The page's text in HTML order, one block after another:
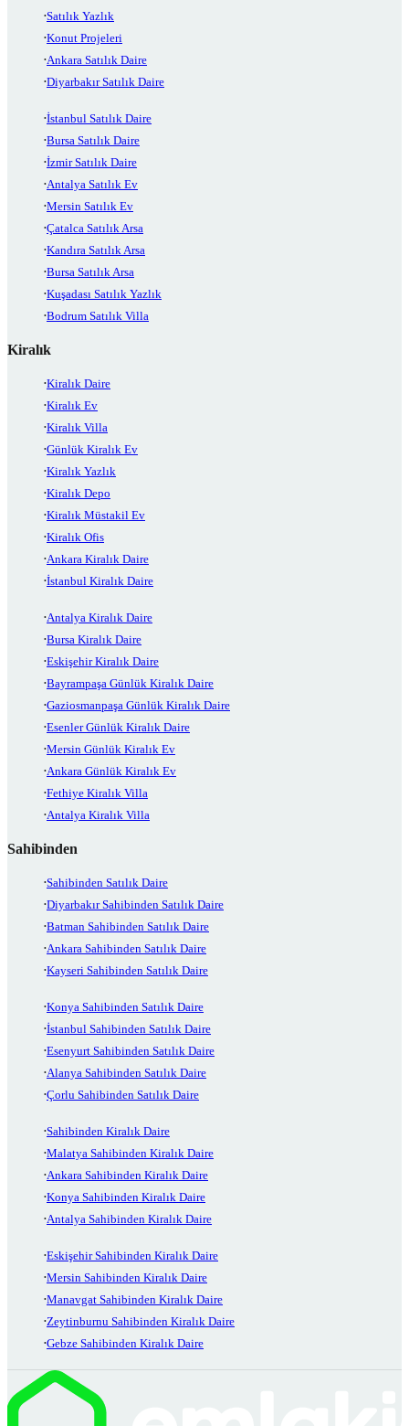
Satılık Yazlık
Konut Projeleri
Ankara Satılık Daire
Diyarbakır Satılık Daire
İstanbul Satılık Daire
Bursa Satılık Daire
İzmir Satılık Daire
Antalya Satılık Ev
Mersin Satılık Ev
Çatalca Satılık Arsa
Kandıra Satılık Arsa
Bursa Satılık Arsa
Kuşadası Satılık Yazlık
Bodrum Satılık Villa
Kiralık
Kiralık Daire
Kiralık Ev
Kiralık Villa
Günlük Kiralık Ev
Kiralık Yazlık
Kiralık Depo
Kiralık Müstakil Ev
Kiralık Ofis
Ankara Kiralık Daire
İstanbul Kiralık Daire
Antalya Kiralık Daire
Bursa Kiralık Daire
Eskişehir Kiralık Daire
Bayrampaşa Günlük Kiralık Daire
Gaziosmanpaşa Günlük Kiralık Daire
Esenler Günlük Kiralık Daire
Mersin Günlük Kiralık Ev
Ankara Günlük Kiralık Ev
Fethiye Kiralık Villa
Antalya Kiralık Villa
Sahibinden
Sahibinden Satılık Daire
Diyarbakır Sahibinden Satılık Daire
Batman Sahibinden Satılık Daire
Ankara Sahibinden Satılık Daire
Kayseri Sahibinden Satılık Daire
Konya Sahibinden Satılık Daire
İstanbul Sahibinden Satılık Daire
Esenyurt Sahibinden Satılık Daire
Alanya Sahibinden Satılık Daire
Çorlu Sahibinden Satılık Daire
Sahibinden Kiralık Daire
Malatya Sahibinden Kiralık Daire
Ankara Sahibinden Kiralık Daire
Konya Sahibinden Kiralık Daire
Antalya Sahibinden Kiralık Daire
Eskişehir Sahibinden Kiralık Daire
Mersin Sahibinden Kiralık Daire
Manavgat Sahibinden Kiralık Daire
Zeytinburnu Sahibinden Kiralık Daire
Gebze Sahibinden Kiralık Daire